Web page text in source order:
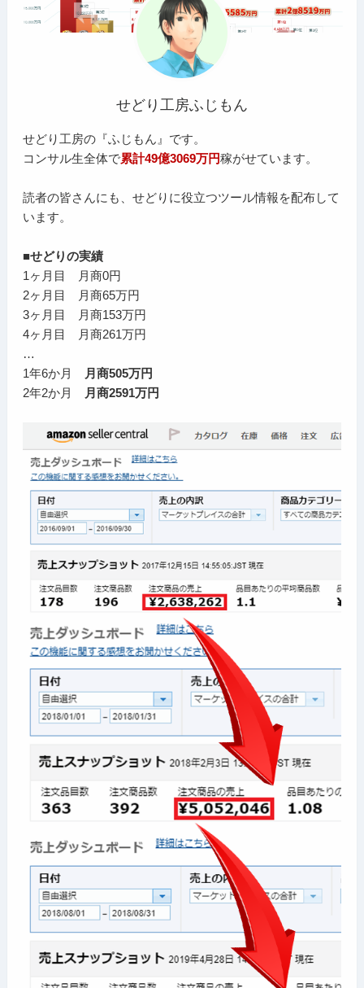
せどり工房ふじもん
せどり工房の『ふじもん』です。
コンサル生全体で累計49億3069万円稼がせています。
読者の皆さんにも、せどりに役立つツール情報を配布して
います。
■せどりの実績
1ヶ月目 月商0円
2ヶ月目 月商65万円
3ヶ月目 月商153万円
4ヶ月目 月商261万円
…
1年6か月
月商505万円
2年2か月
月商2591万円